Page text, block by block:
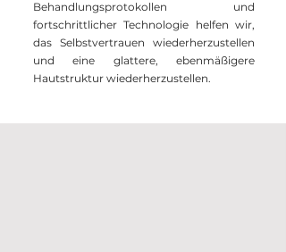
Behandlungsprotokollen und
fortschrittlicher Technologie helfen wir,
das Selbstvertrauen wiederherzustellen
und eine glattere, ebenmäßigere
Hautstruktur wiederherzustellen.